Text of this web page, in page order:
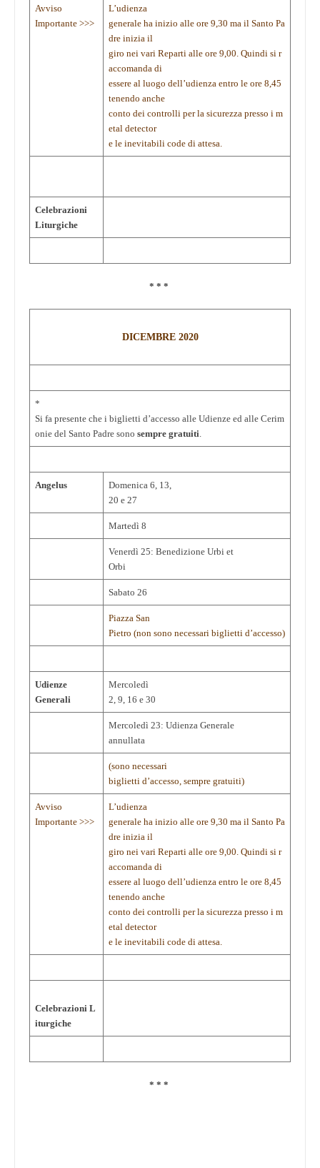
Avviso
Importante >>>
L’udienza
generale ha inizio alle ore 9,30 ma il Santo Pa
dre inizia il
giro nei vari Reparti alle ore 9,00. Quindi si r
accomanda di
essere al luogo dell’udienza entro le ore 8,45
tenendo anche
conto dei controlli per la sicurezza presso i m
etal detector
e le inevitabili code di attesa.
Celebrazioni
Liturgiche
* * *
DICEMBRE 2020
*
Si fa presente che i biglietti d’accesso alle Udienze ed alle Cerim
onie del Santo Padre sono sempre gratuiti.
Angelus
Domenica 6, 13,
20 e 27
Martedì 8
Venerdì 25: Benedizione Urbi et
Orbi
Sabato 26
Piazza San
Pietro (non sono necessari biglietti d’accesso)
Udienze
Generali
Mercoledì
2, 9, 16 e 30
Mercoledì 23: Udienza Generale
annullata
(sono necessari
biglietti d’accesso, sempre gratuiti)
Avviso
Importante >>>
L’udienza
generale ha inizio alle ore 9,30 ma il Santo Pa
dre inizia il
giro nei vari Reparti alle ore 9,00. Quindi si r
accomanda di
essere al luogo dell’udienza entro le ore 8,45
tenendo anche
conto dei controlli per la sicurezza presso i m
etal detector
e le inevitabili code di attesa.
Celebrazioni L
iturgiche
* * *